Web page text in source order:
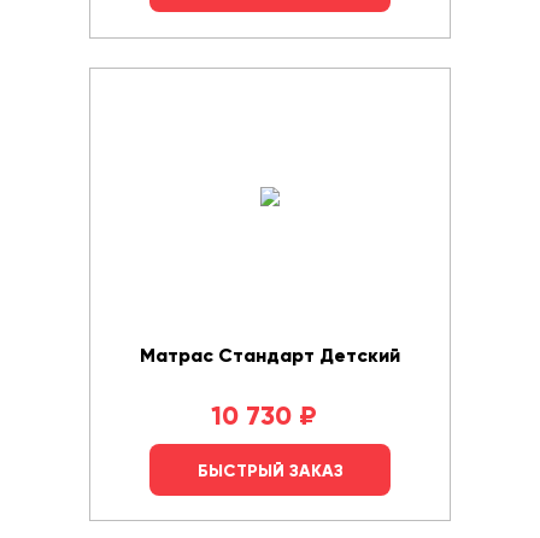
Матрас Стандарт Детский
10 730 ₽
БЫСТРЫЙ ЗАКАЗ